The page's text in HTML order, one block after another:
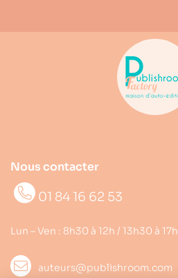
Nous contacter
01 84 16 62 53
Lun – Ven : 8h30 à 12h / 13h30 à 17h
auteurs@publishroom.com